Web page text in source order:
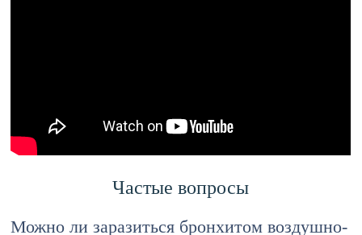
Частые вопросы
Можно ли заразиться бронхитом воздушно-